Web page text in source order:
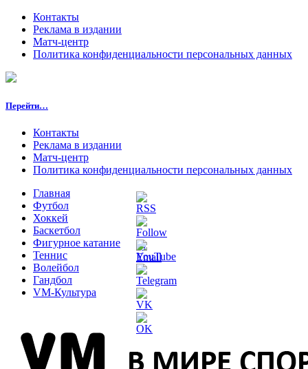
Контакты
Реклама в издании
Матч-центр
Политика конфиденциальности персональных данных
Перейти…
Контакты
Реклама в издании
Матч-центр
Политика конфиденциальности персональных данных
Главная
Футбол
Хоккей
Баскетбол
Фигурное катание
Теннис
Волейбол
Гандбол
VM-Культура